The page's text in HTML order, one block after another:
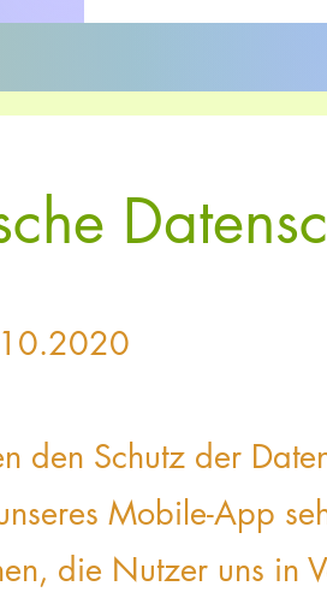
den Schutz der
Mobile-App
die Nutzer uns in